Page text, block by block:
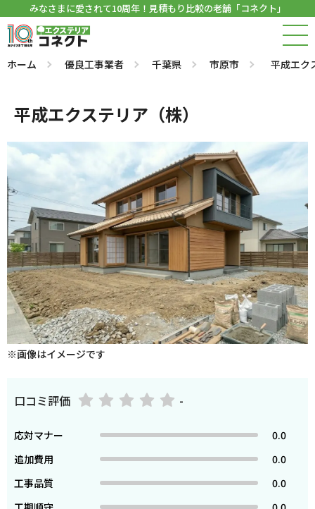
みなさまに愛されて10周年！見積もり比較の老舗「コネクト」
ホーム 優良工事業者 千葉県 市原市 平成エク
平成エクステリア（株）
※画像はイメージです
口コミ評価 -
応対マナー
0.0
追加費用
0.0
工事品質
0.0